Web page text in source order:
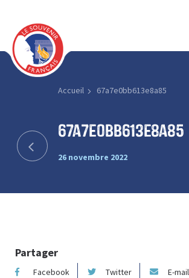
Accueil 67a7e0bb613e8a85
67a7e0bb613e8a85
26 novembre 2022
Partager
Facebook Twitter E-mail